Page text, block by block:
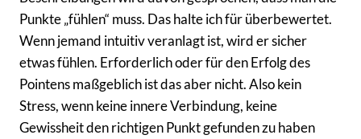
Punkte „fühlen“ muss. Das halte ich für überbewertet.
Wenn jemand intuitiv veranlagt ist, wird er sicher
etwas fühlen. Erforderlich oder für den Erfolg des
Pointens maßgeblich ist das aber nicht. Also kein
Stress, wenn keine innere Verbindung, keine
Gewissheit den richtigen Punkt gefunden zu haben